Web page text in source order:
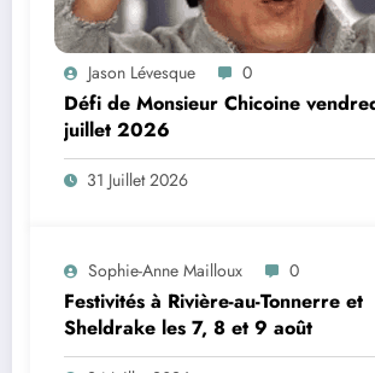
Jason Lévesque 0
Défi de Monsieur Chicoine
juillet 2026
31 Juillet 2026
Sophie-Anne Mailloux 0
Festivités à Rivière-au-Tonnerre et
Sheldrake les 7, 8 et 9 août